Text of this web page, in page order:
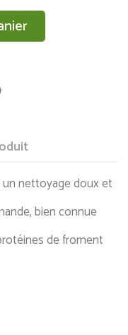
nettoyage doux et
bien connue
de froment